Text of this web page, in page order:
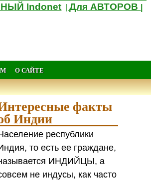
Indonet |Для АВТОРОВ
О САЙТЕ
факты
Индии
республики
то есть ее граждане,
ИНДИЙЦЫ, а
не индусы, как часто